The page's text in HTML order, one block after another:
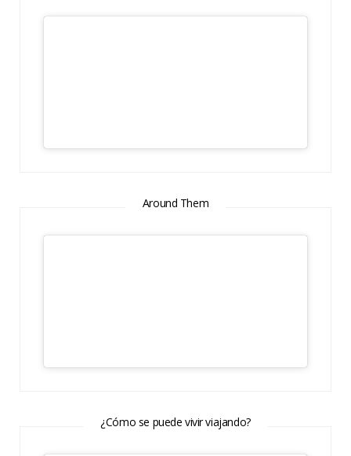
Around Them
¿Cómo se puede vivir viajando?